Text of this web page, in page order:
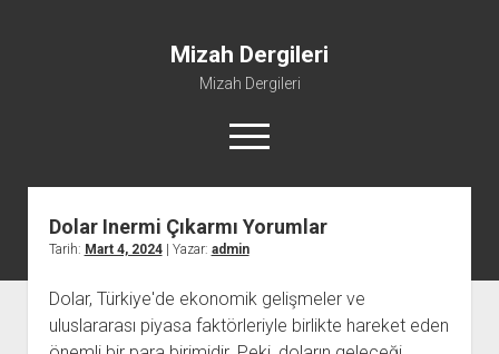
Mizah Dergileri
Mizah Dergileri
menüyü
aç
Dolar Inermi Çıkarmı Yorumlar
Tarih: Mart 4, 2024| Yazar: admin
Dolar, Türkiye'de ekonomik gelişmeler ve
uluslararası piyasa faktörleriyle birlikte hareket eden